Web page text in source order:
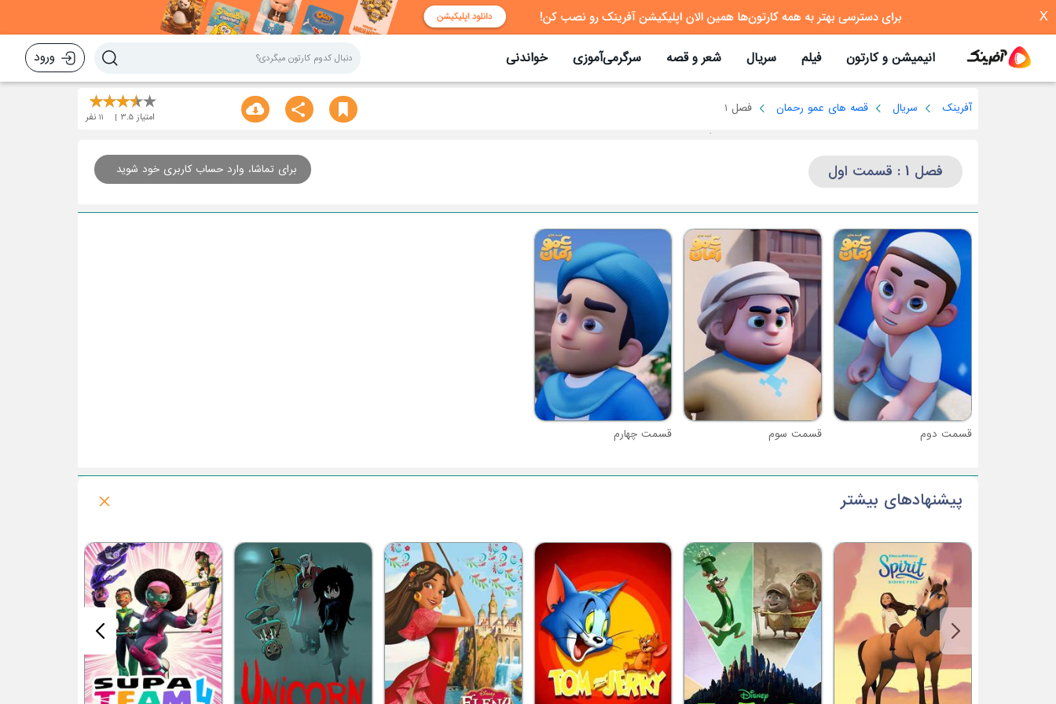
X
انیمیشن و کارتون فیلم سریال شعر و قصه سرگرمی‌آموزی خواندنی ورود
آفرینک سریال قصه های عمو رحمان فصل 1
امتیاز 3.5
11 نفر
فصل 1 : قسمت اول برای تماشا، وارد حساب کاربری خود شوید
قسمت دوم قسمت سوم قسمت چهارم
پیشنهادهای بیشتر